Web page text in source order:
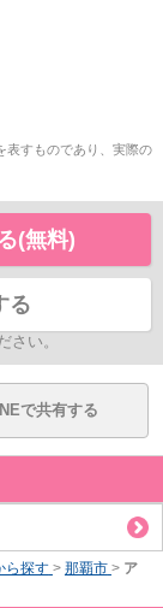
表すものであり、実際の
(無料)
る
さい。
で共有する
ら探す > 那覇市 > ア